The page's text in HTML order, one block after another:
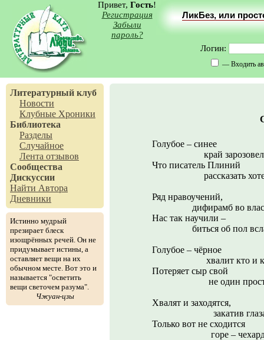
Привет, Гость!
Регистрация
Забыли
пароль?
ЛикБез, или
Логин:
— Входить
Литературный клуб
Новости
Клубные Хроники
Библиотека
Разделы
Случайное
Лента отзывов
Сообщества
Дискуссии
Найти Автора
Дневники
Истинно мудрый
презирает блеск
изощрённых речей. Он не
придумывает истины, а
оставляет вещи на их
обычном месте. Вот это и
называется "осветить
вещи светочем разума".
Чжуан-цзы
Голубое – синее
край
Что писатель Плиний
рассказать
Ряд нравоучений,
дифирамб во
Нас так научили –
биться об пол
Голубое – чёрное
хвалит кто и
Потеряет сыр свой
не один
Хвалят и заходятся,
закатив
Только вот не сходится
горе –